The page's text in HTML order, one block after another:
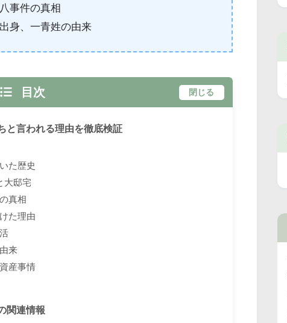
事件の真相
身、一青姓の由来
目次 閉じる
と言われる理由を徹底検証
た歴史
大邸宅
真相
た理由
来
産事情
関連情報